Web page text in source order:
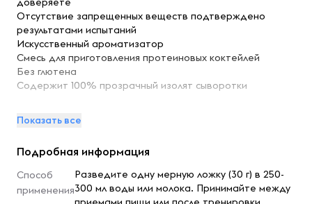
Отсутствие запрещенных веществ подтверждено
результатами испытаний
Искусственный ароматизатор
Смесь для приготовления протеиновых коктейлей
Без глютена
Содержит 100% прозрачный изолят сыворотки
Содержит 5 минералов-электролитов
Натрия
Калий
Хлорид
Кальций
Показать все
Подробная информация
Способ
применения
Разведите одну мерную ложку (30 г) в 250-
300 мл воды или молока. Принимайте между